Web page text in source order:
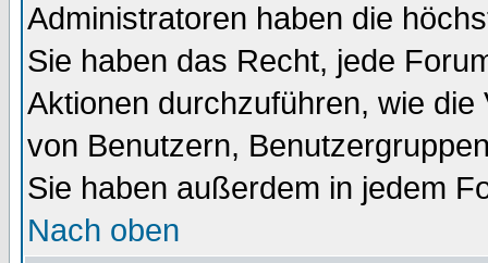
Administratoren haben die
Sie haben das Recht, jede
Aktionen durchzuführen, wie
von Benutzern,
Sie haben außerdem in jedem
Nach oben